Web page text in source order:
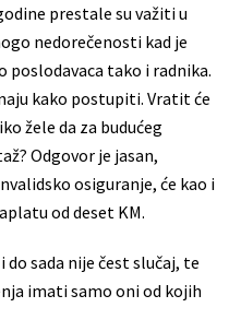
prestale su važiti u
nedorečenosti kad je
poslodavaca tako i radnika.
kako postupiti. Vratit će
žele da za budućeg
Odgovor je jasan,
osiguranje, će kao i
od deset KM.
sada nije čest slučaj, te
imati samo oni od kojih